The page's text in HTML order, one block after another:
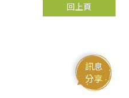
回上頁
訊息
分享